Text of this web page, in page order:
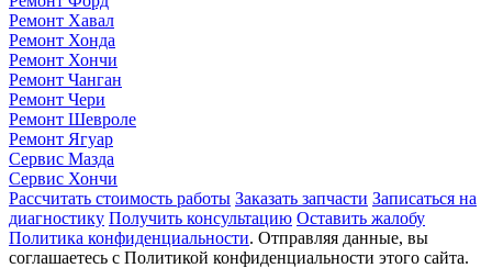
Ремонт Хавал
Ремонт Хонда
Ремонт Хончи
Ремонт Чанган
Ремонт Чери
Ремонт Шевроле
Ремонт Ягуар
Сервис Мазда
Сервис Хончи
Рассчитать стоимость работы Заказать запчасти Записаться на
диагностику Получить консультацию Оставить жалобу
Политика конфиденциальности. Отправляя данные, вы
соглашаетесь с Политикой конфиденциальности этого сайта.